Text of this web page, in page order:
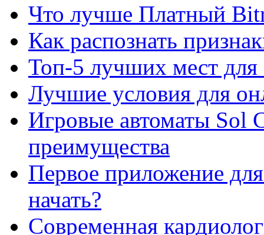
Что лучше Платный
Как распознать
Топ-5 лучших мест для
Лучшие условия для
Игровые автоматы Sol
преимущества
Первое приложение
начать?
Современная